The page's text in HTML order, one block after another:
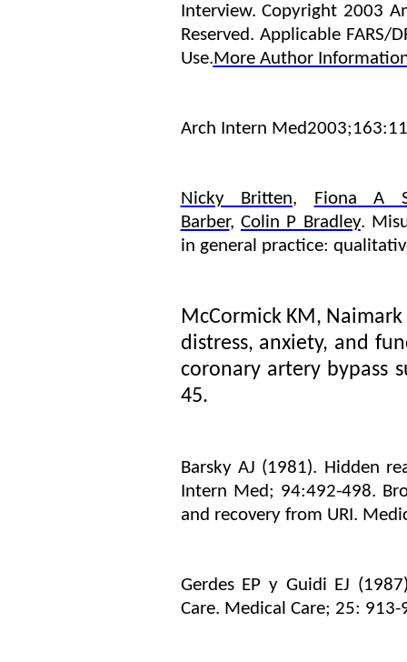
Interview.Copyright 2003
Reserved. Applicable FARS/
Use.More Author
Arch Intern Med
Nicky Britten,
Fiona A
Barber, Colin P Bradley.
in general practice:
McCormick KM, Naimark
distress, anxiety, and
coronary artery bypass
45.
Barsky AJ (1981). Hidden
Intern Med; 94:492-498.
and recovery from URI.
Gerdes EP y Guidi EJ
Care. Medical Care; 25: 913-